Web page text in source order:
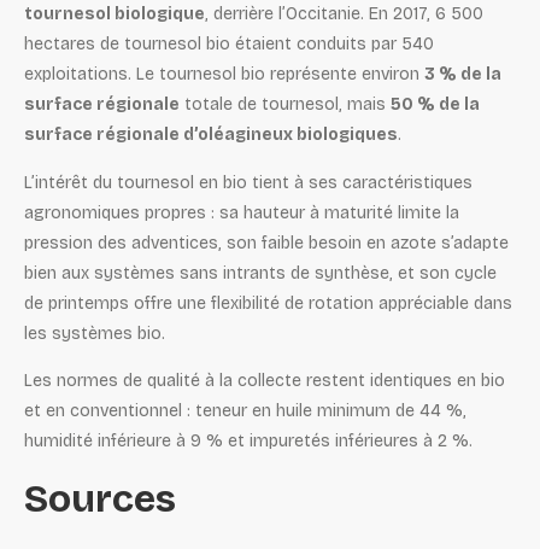
tournesol biologique, derrière l’Occitanie. En 2017, 6 500
hectares de tournesol bio étaient conduits par 540
exploitations. Le tournesol bio représente environ 3 % de la
surface régionale totale de tournesol, mais 50 % de la
surface régionale d’oléagineux biologiques.
L’intérêt du tournesol en bio tient à ses caractéristiques
agronomiques propres : sa hauteur à maturité limite la
pression des adventices, son faible besoin en azote s’adapte
bien aux systèmes sans intrants de synthèse, et son cycle
de printemps offre une flexibilité de rotation appréciable dans
les systèmes bio.
Les normes de qualité à la collecte restent identiques en bio
et en conventionnel : teneur en huile minimum de 44 %,
humidité inférieure à 9 % et impuretés inférieures à 2 %.
Sources